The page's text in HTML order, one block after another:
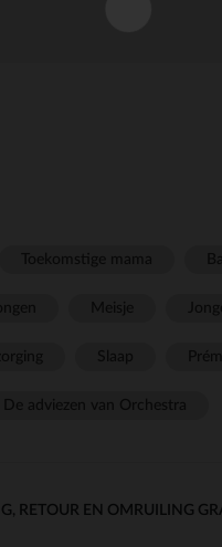
RETOUR EN OMRUILING